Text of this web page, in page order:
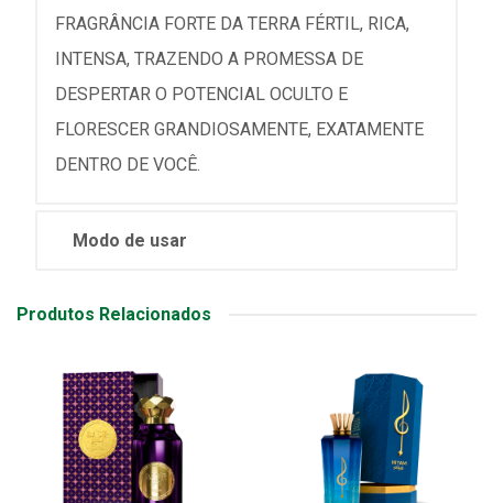
FRAGRÂNCIA FORTE DA TERRA FÉRTIL, RICA,
INTENSA, TRAZENDO A PROMESSA DE
DESPERTAR O POTENCIAL OCULTO E
FLORESCER GRANDIOSAMENTE, EXATAMENTE
DENTRO DE VOCÊ.
Modo de usar
Produtos Relacionados